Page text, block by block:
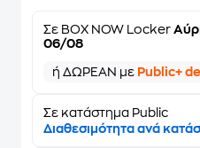
Σε BOX NOW Locker
06/08
ή ΔΩΡΕΑΝ με Public+
Σε κατάστημα Public
Διαθεσιμότητα ανά